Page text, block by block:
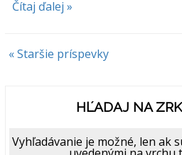
Čítaj ďalej »
« Staršie príspevky
HĽADAJ NA
Vyhľadávanie je možné, len ak